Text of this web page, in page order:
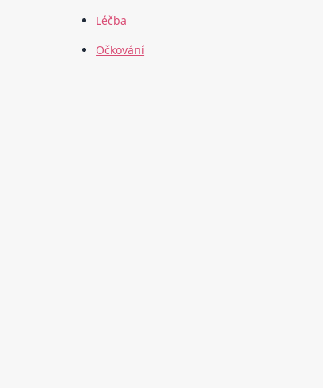
Léčba
Očkování